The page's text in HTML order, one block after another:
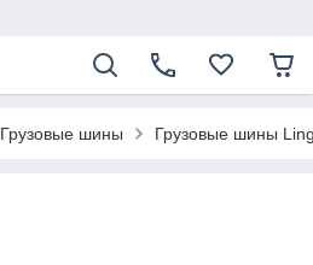
Грузовые шины Грузовые шины